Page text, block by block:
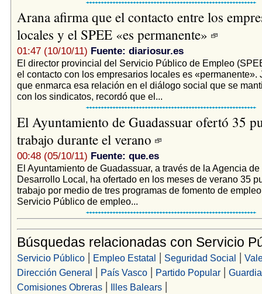
Arana afirma que el contacto entre los
locales y el SPEE «es permanente»
01:47 (10/10/11) Fuente: diariosur.es
El director provincial del Servicio Público de Empleo
el contacto con los empresarios locales es «permanente».
que enmarca esa relación en el diálogo social que se
con los sindicatos, recordó que el...
El Ayuntamiento de Guadassuar ofertó 35
trabajo durante el verano
00:48 (05/10/11) Fuente: que.es
El Ayuntamiento de Guadassuar, a través de la Agencia
Desarrollo Local, ha ofertado en los meses de verano 35
trabajo por medio de tres programas de fomento de
Servicio Público de empleo...
Búsquedas relacionadas con Servicio
Servicio Público| Empleo Estatal | Seguridad Social |
Dirección General | País Vasco| Partido Popular|
Comisiones Obreras| Illes Balears|